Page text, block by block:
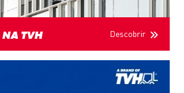
NA TVH Descobrir